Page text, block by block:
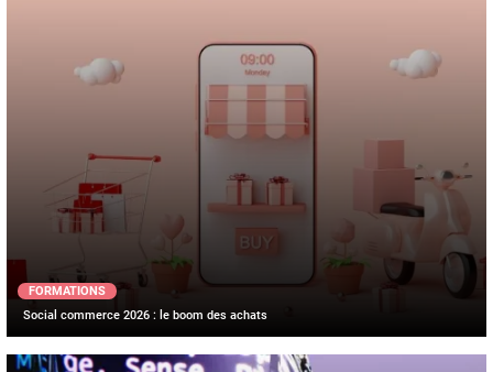
FORMATIONS
Social commerce 2026 : le boom des achats